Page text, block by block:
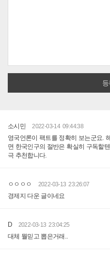
소시민 2022-03-14 09:44:38
영국언론이 팩트를 정확히 보는군요.
면 한국인구의 절반은 확실히 구독할
극 추천합니다.
ㅇㅇㅇㅇ 2022-03-13 23:26:07
경제지 다운 글이네요
D 2022-03-13 23:04:25
대체 뭘믿고 뽑은거래..